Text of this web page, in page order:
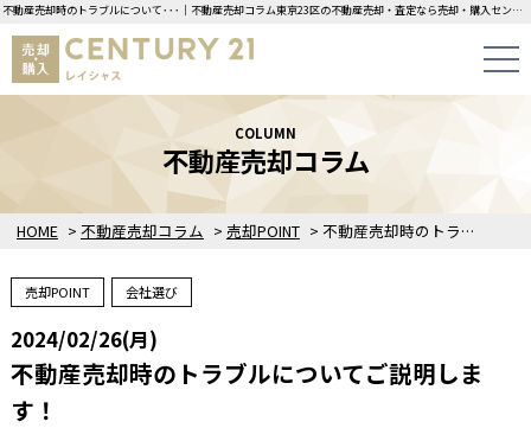
不動産売却時のトラブルについて･･･｜不動産売却コラム東京23区の不動産売却・査定なら売却・購入センチュリー21レイシャスにお任せください！
HOME > 不動産売却コラム > 売却POINT > 不動産売却時のトラブルについてご説明します！
COLUMN
不動産売却コラム
売却POINT 会社選び
2024/02/26(月)
不動産売却時のトラブルについてご説明しま
す！